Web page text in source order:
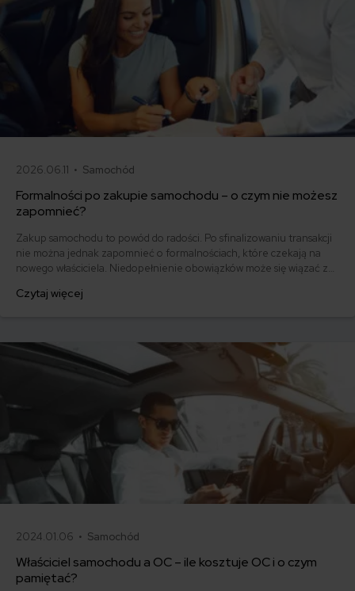
2026.06.11 • Samochód
Formalności po zakupie samochodu – o czym nie możesz
zapomnieć?
Zakup samochodu to powód do radości. Po sfinalizowaniu transakcji
nie można jednak zapomnieć o formalnościach, które czekają na
nowego właściciela. Niedopełnienie obowiązków może się wiązać z
samochodu są niezbędne.
Czytaj więcej
2024.01.06 • Samochód
Właściciel samochodu a OC – ile kosztuje OC i o czym
pamiętać?